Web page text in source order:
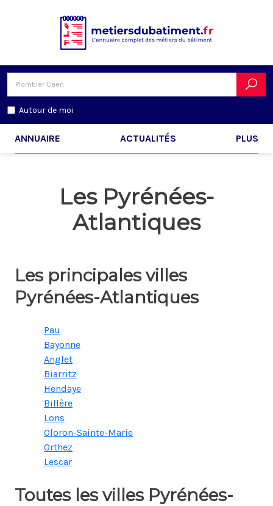
Autour de moi
ANNUAIRE ACTUALITÉS PLUS
Les Pyrénées-
Atlantiques
Les principales villes
Pyrénées-Atlantiques
Pau
Bayonne
Anglet
Biarritz
Hendaye
Billère
Lons
Oloron-Sainte-Marie
Orthez
Lescar
Toutes les villes Pyrénées-